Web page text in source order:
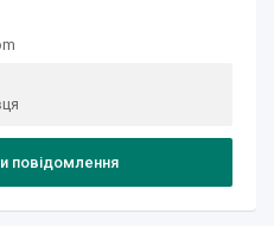
повідомлення